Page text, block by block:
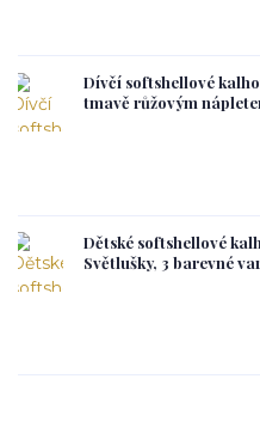
Dívčí softshellové
tmavě růžovým
Dětské softshellové
Světlušky, 3 barevné